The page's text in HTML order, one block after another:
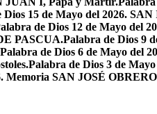
Dios 15 de Mayo del 2026.
de Dios 12 de Mayo del
PASCUA.Palabra de Dios 9
Palabra de Dios 6 de Mayo del
Palabra de Dios 3 de
Memoria SAN JOSÉ